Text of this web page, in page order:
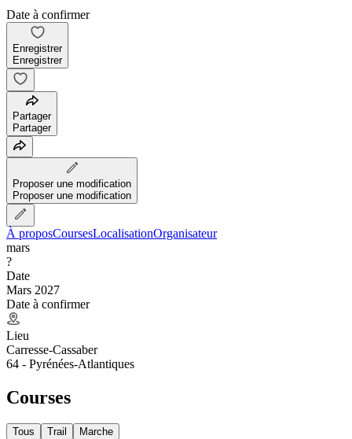
Date à confirmer
Enregistrer
Enregistrer
Partager
Partager
Proposer une modification
Proposer une modification
À proposCoursesLocalisationOrganisateur
mars
?
Date
Mars 2027
Date à confirmer
Lieu
Carresse-Cassaber
64 - Pyrénées-Atlantiques
Courses
Tous Trail Marche